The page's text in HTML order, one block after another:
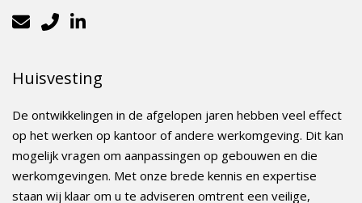
Huisvesting
De ontwikkelingen in de afgelopen jaren hebben veel effect
op het werken op kantoor of andere werkomgeving. Dit kan
mogelijk vragen om aanpassingen op gebouwen en die
werkomgevingen. Met onze brede kennis en expertise
staan wij klaar om u te adviseren omtrent een veilige,